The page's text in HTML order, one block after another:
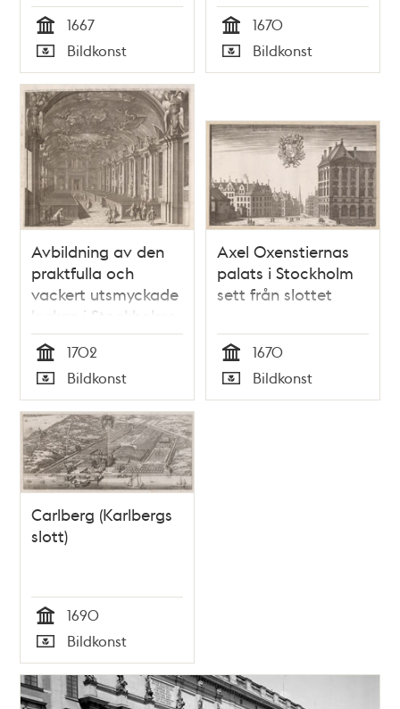
Tid
1667
Typ
Bildkonst Tid
1670
Typ
Bildkonst
Avbildning av den
praktfulla och
vackert utsmyckade
kyrkan i Stockholms
slott
Tid
1702
Typ
Bildkonst
Axel Oxenstiernas
palats i Stockholm
sett från slottet
Tid
1670
Typ
Bildkonst
Carlberg (Karlbergs
slott)
Tid
1690
Typ
Bildkonst